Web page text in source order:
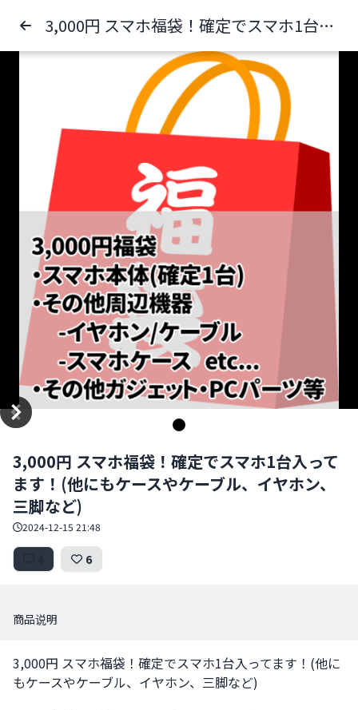
3,000円 スマホ福袋！確定でスマホ1台入ってます！(他にもケースやケーブル、イヤホン、三脚など)
3,000円 スマホ福袋！確定でスマホ1台入って
ます！(他にもケースやケーブル、イヤホン、
三脚など)
2024-12-15 21:48
6
商品说明
3,000円 スマホ福袋！確定でスマホ1台入ってます！(他に
もケースやケーブル、イヤホン、三脚など)